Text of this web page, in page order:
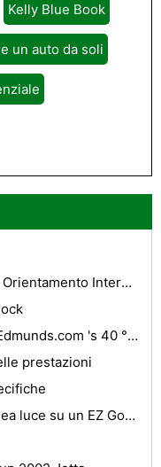
Kelly Blue Book
un auto da soli
Classic Car Insurance - Libero Orientamento Interessante
Classic Cars Diventa focus di Edmunds.com 's 40 ° Anno
prestazioni
Come modificare una Assemblea luce su un EZ Go Golf Cart